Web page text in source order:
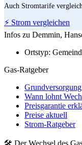
Auch Stromtarife
⚡ Strom vergleichen
Infos zu Demmin,
Ortstyp:
Gas-Ratgeber
Wann lohnt
Preisgarantie
Preise aktuell
Strom-Ratgeber